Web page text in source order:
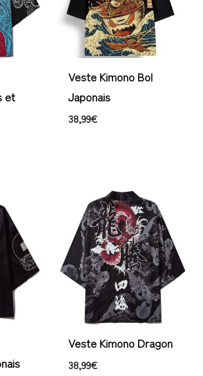
et
Veste Kimono Bol
Japonais
38,99€
Veste Kimono Dragon
38,99€